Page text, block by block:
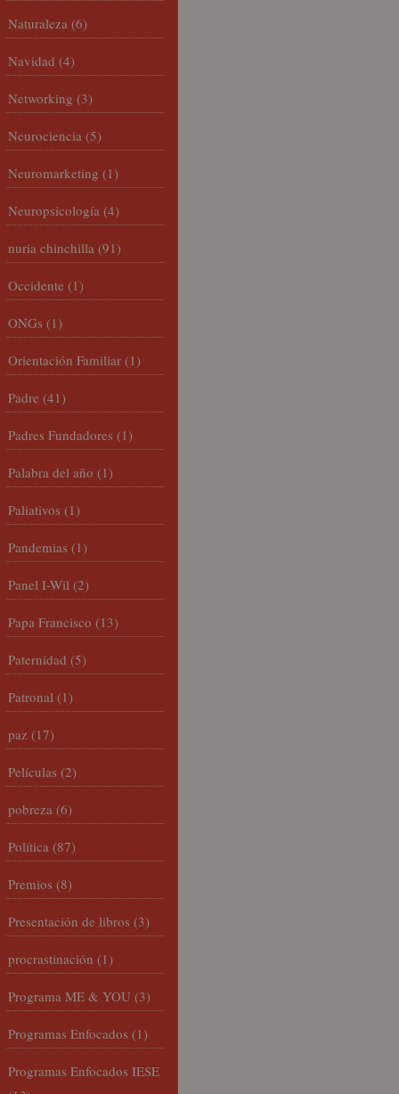
Naturaleza (6)
Navidad (4)
Networking (3)
Neurociencia (5)
Neuromarketing (1)
Neuropsicología (4)
nuria chinchilla (91)
Occidente (1)
ONGs (1)
Orientación Familiar (1)
Padre (41)
Padres Fundadores (1)
Palabra del año (1)
Paliativos (1)
Pandemias (1)
Panel I-Wil (2)
Papa Francisco (13)
Paternidad (5)
Patronal (1)
paz (17)
Películas (2)
pobreza (6)
Política (87)
Premios (8)
Presentación de libros (3)
procrastinación (1)
Programa ME & YOU (3)
Programas Enfocados (1)
Programas Enfocados IESE